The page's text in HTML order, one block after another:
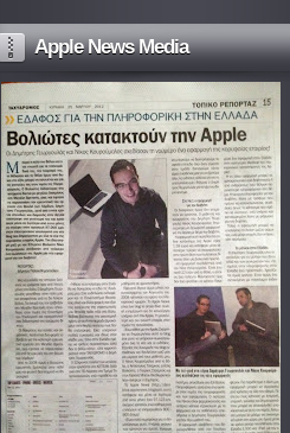
Apple News Media